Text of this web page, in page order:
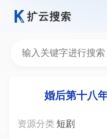
婚后第十八
资源分类 短剧